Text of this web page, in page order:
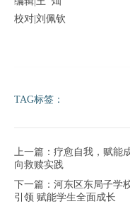
校对|刘佩钦
TAG标签：
上一篇：疗愈自我，赋
向救赎实践
下一篇：河东区东局子学
引领 赋能学生全面成长